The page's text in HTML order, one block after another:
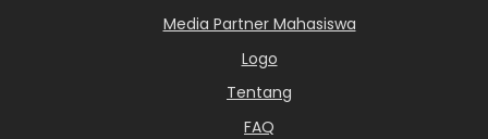
Media Partner Mahasiswa
Logo
Tentang
FAQ